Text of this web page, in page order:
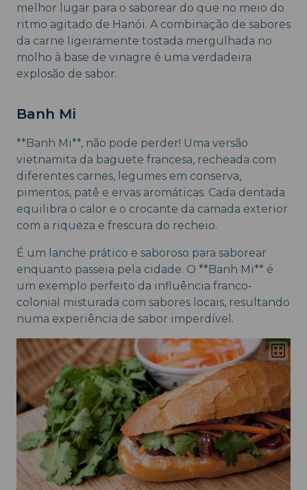
melhor lugar para o saborear do que no meio do
ritmo agitado de Hanói. A combinação de sabores
da carne ligeiramente tostada mergulhada no
molho à base de vinagre é uma verdadeira
explosão de sabor.
Banh Mi
**Banh Mi**, não pode perder! Uma versão
vietnamita da baguete francesa, recheada com
diferentes carnes, legumes em conserva,
pimentos, patê e ervas aromáticas. Cada dentada
equilibra o calor e o crocante da camada exterior
com a riqueza e frescura do recheio.
É um lanche prático e saboroso para saborear
enquanto passeia pela cidade. O **Banh Mi** é
um exemplo perfeito da influência franco-
colonial misturada com sabores locais, resultando
numa experiência de sabor imperdível.